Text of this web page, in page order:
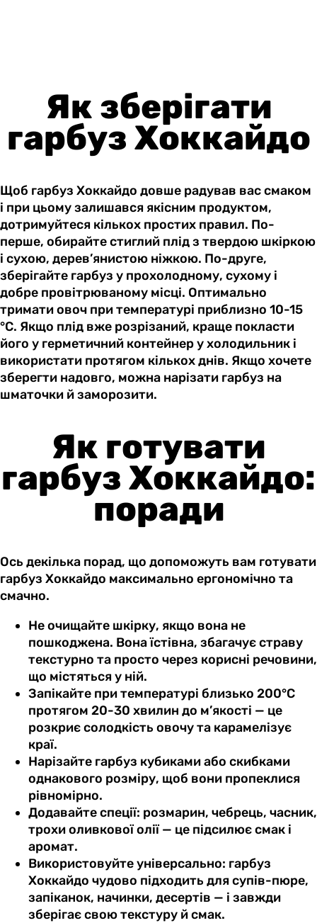
Як зберігати
гарбуз Хоккайдо
Щоб гарбуз Хоккайдо довше радував вас смаком
і при цьому залишався якісним продуктом,
дотримуйтеся кількох простих правил. По-
перше, обирайте стиглий плід з твердою шкіркою
і сухою, дерев’янистою ніжкою. По-друге,
зберігайте гарбуз у прохолодному, сухому і
добре провітрюваному місці. Оптимально
тримати овоч при температурі приблизно 10-15
°C. Якщо плід вже розрізаний, краще покласти
його у герметичний контейнер у холодильник і
використати протягом кількох днів. Якщо хочете
зберегти надовго, можна нарізати гарбуз на
шматочки й заморозити.
Як готувати
гарбуз Хоккайдо:
поради
Ось декілька порад, що допоможуть вам готувати
гарбуз Хоккайдо максимально ергономічно та
смачно.
Не очищайте шкірку, якщо вона не
пошкоджена. Вона їстівна, збагачує страву
текстурно та просто через корисні речовини,
що містяться у ній.
Запікайте при температурі близько 200°C
протягом 20-30 хвилин до м’якості — це
розкриє солодкість овочу та карамелізує
краї.
Нарізайте гарбуз кубиками або скибками
однакового розміру, щоб вони пропеклися
рівномірно.
Додавайте спеції: розмарин, чебрець, часник,
трохи оливкової олії — це підсилює смак і
аромат.
Використовуйте універсально: гарбуз
Хоккайдо чудово підходить для супів-пюре,
запіканок, начинки, десертів — і завжди
зберігає свою текстуру й смак.